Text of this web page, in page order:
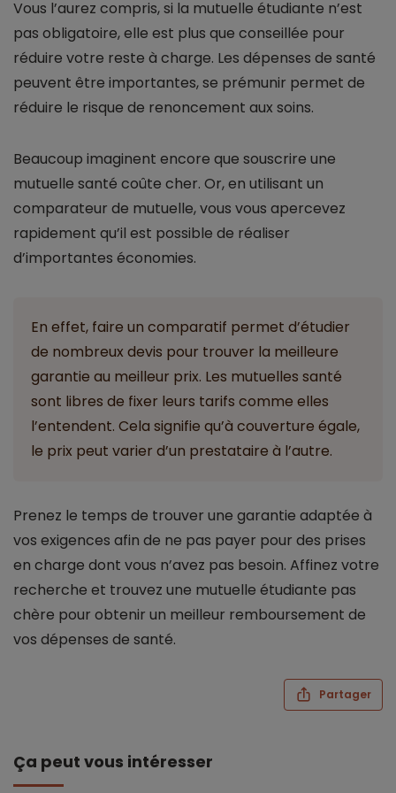
Vous l’aurez compris, si la mutuelle étudiante n’est
pas obligatoire, elle est plus que conseillée pour
réduire votre reste à charge. Les dépenses de santé
peuvent être importantes, se prémunir permet de
réduire le risque de renoncement aux soins.
Beaucoup imaginent encore que souscrire une
mutuelle santé coûte cher. Or, en utilisant un
comparateur de mutuelle, vous vous apercevez
rapidement qu’il est possible de réaliser
d’importantes économies.
En effet, faire un comparatif permet d’étudier
de nombreux devis pour trouver la meilleure
garantie au meilleur prix. Les mutuelles santé
sont libres de fixer leurs tarifs comme elles
l’entendent. Cela signifie qu’à couverture égale,
le prix peut varier d’un prestataire à l’autre.
Prenez le temps de trouver une garantie adaptée à
vos exigences afin de ne pas payer pour des prises
en charge dont vous n’avez pas besoin. Affinez votre
recherche et trouvez une mutuelle étudiante pas
chère pour obtenir un meilleur remboursement de
vos dépenses de santé.
Partager
Ça peut vous intéresser